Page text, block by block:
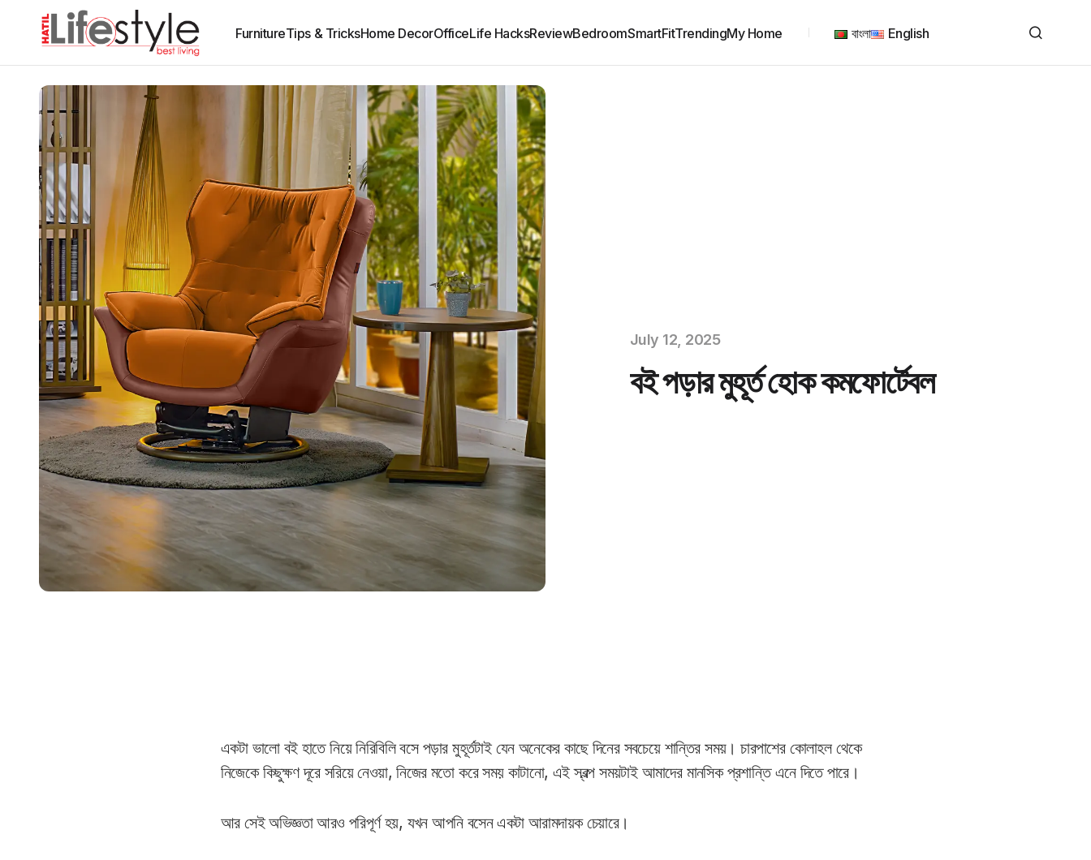
FurnitureTips & TricksHome DecorOfficeLife HacksReviewBedroomSmartFitTrendingMy Home বাংলা English
July 12, 2025
বই পড়ার মুহূর্ত হোক কমফোর্টেবল
একটা ভালো বই হাতে নিয়ে নিরিবিলি বসে পড়ার মুহূর্তটাই যেন অনেকের কাছে দিনের সবচেয়ে শান্তির সময়। চারপাশের কোলাহল থেকে
নিজেকে কিছুক্ষণ দূরে সরিয়ে নেওয়া, নিজের মতো করে সময় কাটানো, এই স্বল্প সময়টাই আমাদের মানসিক প্রশান্তি এনে দিতে পারে।
আর সেই অভিজ্ঞতা আরও পরিপূর্ণ হয়, যখন আপনি বসেন একটা আরামদায়ক চেয়ারে।